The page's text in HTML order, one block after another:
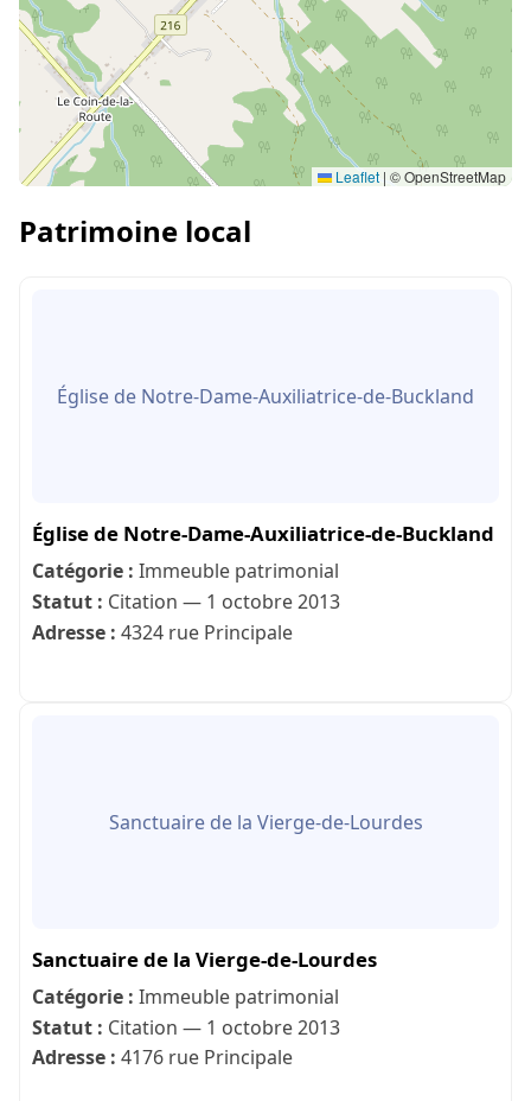
Leaflet | © OpenStreetMap
Patrimoine local
Église de Notre-Dame-Auxiliatrice-de-Buckland
Église de Notre-Dame-Auxiliatrice-de-Buckland
Catégorie : Immeuble patrimonial
Statut : Citation — 1 octobre 2013
Adresse : 4324 rue Principale
Sanctuaire de la Vierge-de-Lourdes
Sanctuaire de la Vierge-de-Lourdes
Catégorie : Immeuble patrimonial
Statut : Citation — 1 octobre 2013
Adresse : 4176 rue Principale